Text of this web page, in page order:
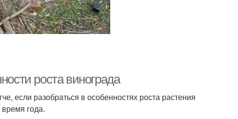
роста винограда
если разобраться в особенностях роста растения
время года.